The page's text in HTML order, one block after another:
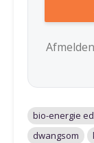
bio-energie
dwangsom